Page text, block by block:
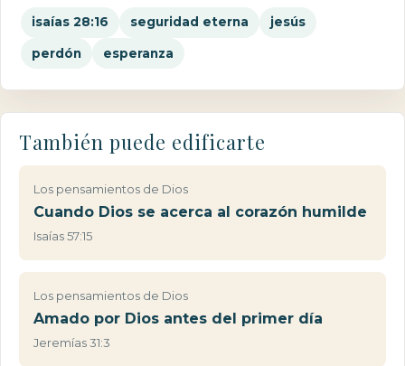
isaías 28:16 seguridad eterna jesús
perdón esperanza
También puede edificarte
Los pensamientos de Dios
Cuando Dios se acerca al corazón humilde
Isaías 57:15
Los pensamientos de Dios
Amado por Dios antes del primer día
Jeremías 31:3